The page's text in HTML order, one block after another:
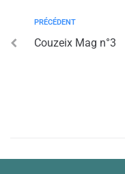
PRÉCÉDENT
Couzeix Mag n°3